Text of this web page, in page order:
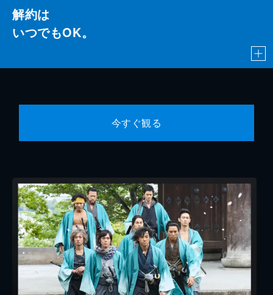
解約は
いつでもOK。
今すぐ観る